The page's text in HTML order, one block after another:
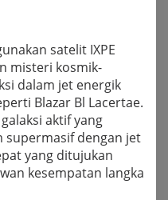
satelit IXPE
misteri kosmik-
dalam jet energik
Blazar Bl Lacertae.
aktif yang
supermasif dengan jet
yang ditujukan
kesempatan langka